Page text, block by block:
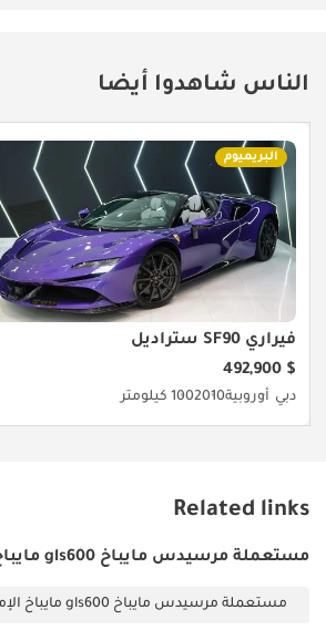
الناس شاهدوا أيضا
البريميوم
فيراري SF90 ستراديل
$ 492,900
دبي أوروبية2010100 كيلومتر
Related links
مستعملة مرسيدس مايباخ gls600 مايباخ by Location
مستعملة مرسيدس مايباخ gls600 مايباخ الإمارات